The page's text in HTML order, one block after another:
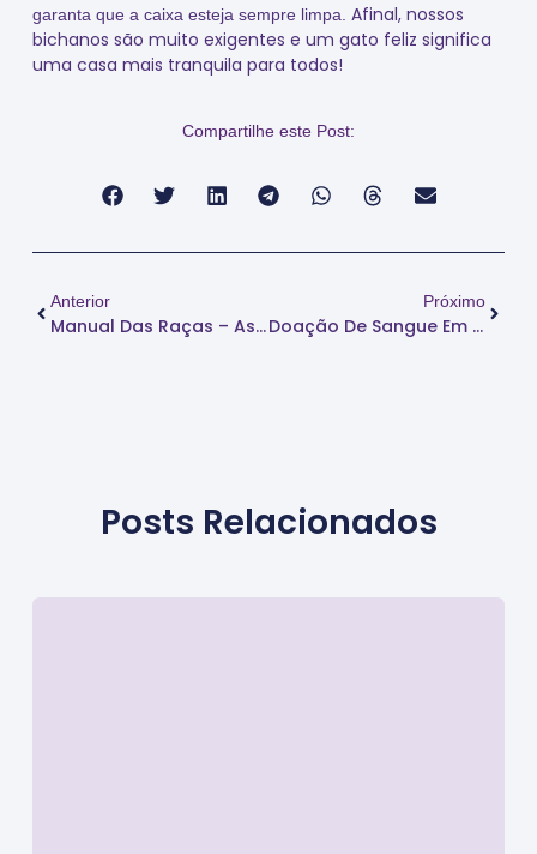
garanta que a caixa esteja sempre limpa. Afinal, nossos
bichanos são muito exigentes e um gato feliz significa
uma casa mais tranquila para todos!
Compartilhe este Post:
Anterior
Manual Das Raças – Ashera
Próximo
Doação De Sangue Em Gatos: O Seu Gatinho Pode Salvar Vidas
Posts Relacionados